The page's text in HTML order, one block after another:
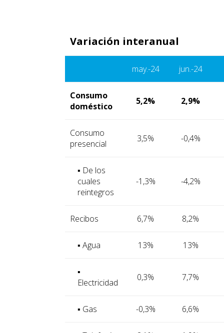
Variación interanual
may.-24 jun.-24
Consumo
doméstico
5,2% 2,9%
Consumo
presencial
3,5% -0,4%
▪ De los
cuales
reintegros
-1,3% -4,2%
Recibos 6,7% 8,2%
▪ Agua 13% 13%
▪
Electricidad
0,3% 7,7%
▪ Gas -0,3% 6,6%